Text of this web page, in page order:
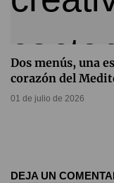
Dos menús, una
corazón del
01 de julio de 2026
DEJA UN